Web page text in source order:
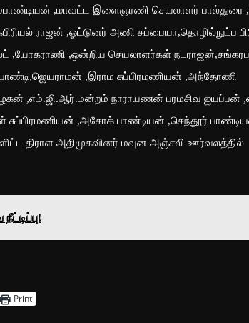
,மாவட்ட இளைஞரணி செயலாளர்
ராஜன் ,ஓட்டுனர் அணி சுப்பையா,தொழில்நுட்ப
,யோகராணி ,ஒன்றிய செயலாளர்கள்
,இராம சுப்பிரமணியன் ,அந்தோணி
,எம்.ஜி.ஆர்.மன்றம் நாராயணன் பரமசிவ ஐயப்பன்
,அசோக் பாண்டியன் ,செந்தூர்
திராள அதிமுகவினர் மவுன அஞ்சலி ஊர்வலத்தில்
Print